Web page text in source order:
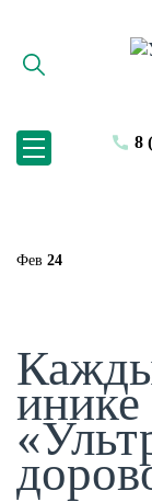
8
Фев 24
инике